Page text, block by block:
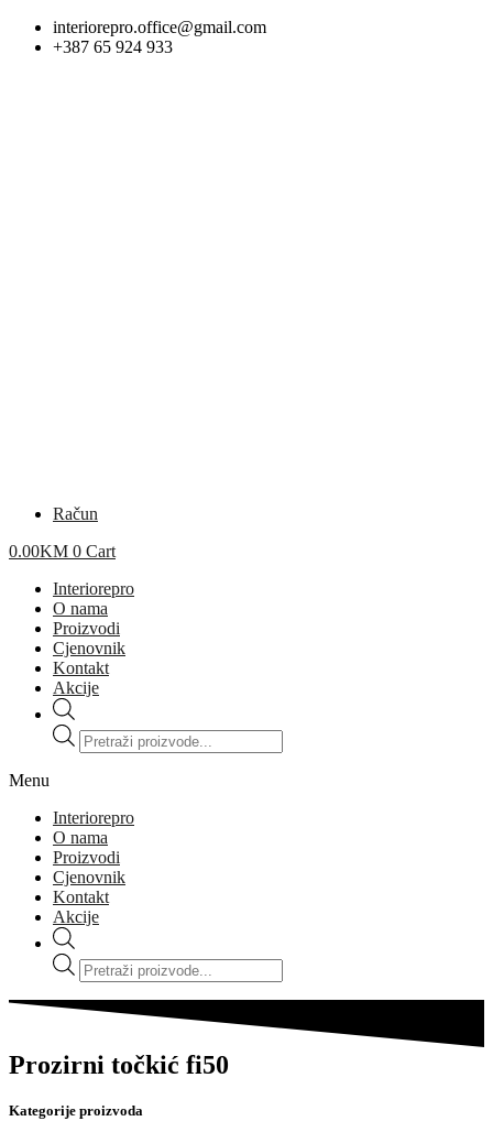
Skip
interiorepro.office@gmail.com
+387 65 924 933
Račun
0.00KM 0 Cart
Interiorepro
O nama
Proizvodi
Cjenovnik
Kontakt
Akcije
Products
search
Menu
Interiorepro
O nama
Proizvodi
Cjenovnik
Kontakt
Akcije
Products
search
Prozirni točkić fi50
Kategorije proizvoda